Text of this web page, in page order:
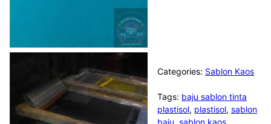
Categories: Sablon Kaos
Tags: baju sablon tinta
plastisol, plastisol, sablon